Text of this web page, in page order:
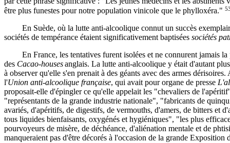
être plus funestes pour notre population vinicole que le phylloxéra."
En Suède, où la lutte anti-alcoolique connut un succès
sociétés de tempérance étaient significativement baptisées sociétés
En France, les tentatives furent isolées et ne connurent jamais la
des Cacao-housesanglais. La lutte anti-alcoolique y était d'autant
à observer qu'elle s'en prenait à des géants avec des armes dérisoires.
l'Union anti-alcoolique française, qui avait pour organe de presse
proposait-elle d'épingler ce qu'elle appelait les "chevaliers de
"représentants de la grande industrie nationale", "fabricants de
avariés, d'apéritifs, de digestifs, de vermouths, d'amers, de bitters et
tous liquides bienfaisants, oxygénés et hygiéniques", "les plus
pourvoyeurs de misère, de déchéance, d'aliénation mentale et de
manqueraient pas d'être décorés à l'occasion de la grande Exposition